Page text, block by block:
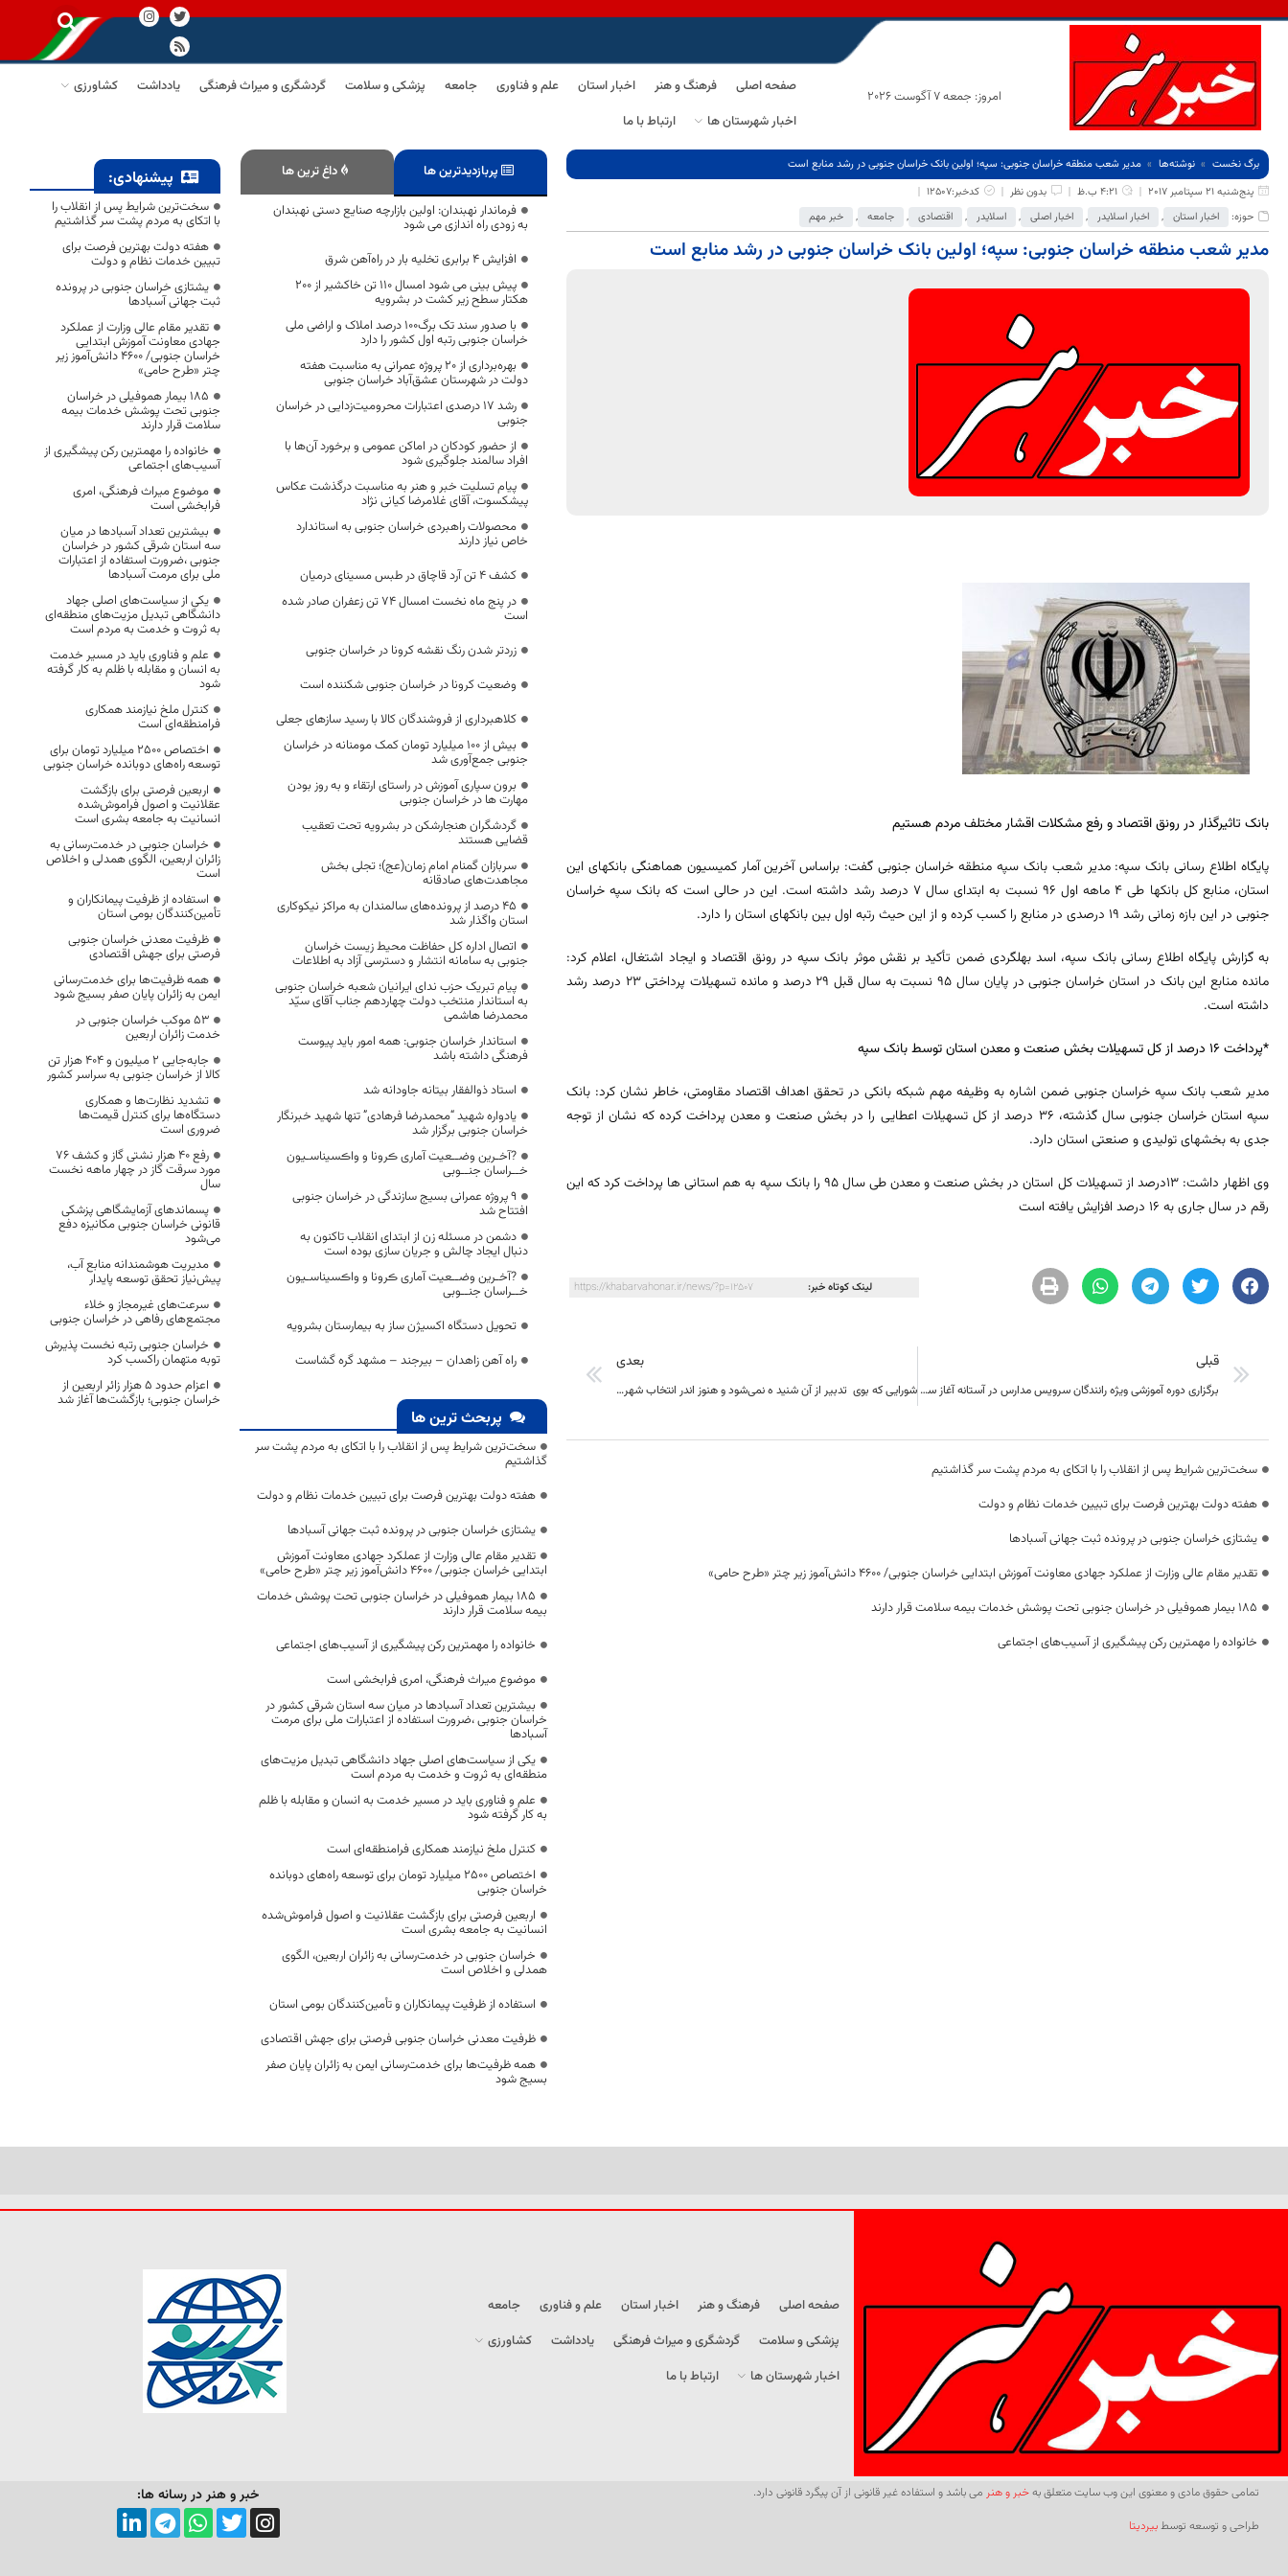
امروز: جمعه 7 آگوست 2026
صفحه اصلی فرهنگ و هنر اخبار استان علم و فناوری جامعه پزشکی و سلامت گردشگری و میراث فرهنگی یادداشت
کشاورزی
اخبار شهرستان ها
ارتباط با ما
برگ نخست نوشته‌ها
مدیر شعب منطقه خراسان جنوبی: سپه؛ اولین بانک خراسان جنوبی در رشد منابع است
پنج‌شنبه 21 سپتامبر 2017
4:21 ب.ظ بدون نظر
کدخبر:12507
حوزه:
اخبار استان , اخبار اسلایدر , اخبار اصلی , اسلایدر , اقتصادی , جامعه , خبر مهم
مدیر شعب منطقه خراسان جنوبی: سپه؛ اولین بانک خراسان جنوبی در رشد منابع است
بانک تاثیرگذار در رونق اقتصاد و رفع مشکلات اقشار مختلف مردم هستیم
پایگاه اطلاع رسانی بانک سپه: مدیر شعب بانک سپه منطقه خراسان جنوبی گفت: براساس آخرین آمار کمیسیون هماهنگی بانکهای این
استان، منابع کل بانکها طی 4 ماهه اول 96 نسبت به ابتدای سال 7 درصد رشد داشته است. این در حالی است که بانک سپه خراسان
جنوبی در این بازه زمانی رشد 19 درصدی در منابع را کسب کرده و از این حیث رتبه اول بین بانکهای استان را دارد.
به گزارش پایگاه اطلاع رسانی بانک سپه، اسد بهلگردی ضمن تأکید بر نقش موثر بانک سپه در رونق اقتصاد و ایجاد اشتغال، اعلام کرد:
مانده منابع این بانک در استان خراسان جنوبی در پایان سال 95 نسبت به سال قبل 29 درصد و مانده تسهیلات پرداختی 23 درصد رشد
داشته است.
*پرداخت 16 درصد از کل تسهیلات بخش صنعت و معدن استان توسط بانک سپه
مدیر شعب بانک سپه خراسان جنوبی ضمن اشاره به وظیفه مهم شبکه بانکی در تحقق اهداف اقتصاد مقاومتی، خاطر نشان کرد: بانک
سپه استان خراسان جنوبی سال گذشته، 36 درصد از کل تسهیلات اعطایی را در بخش صنعت و معدن پرداخت کرده که نشان از توجه
جدی به بخشهای تولیدی و صنعتی استان دارد.
وی اظهار داشت: 13درصد از تسهیلات کل استان در بخش صنعت و معدن طی سال 95 را بانک سپه به هم استانی ها پرداخت کرد که این
رقم در سال جاری به 16 درصد افزایش یافته است
لینک کوتاه خبر: https://khabarvahonar.ir/news/?p=12507
قبلی
برگزاری دوره آموزشی ویژه رانندگان سرویس مدارس در آستانه آغاز سال تحصیلی جدید
بعدی
شورایی که بوی تدبیر از آن شنید ه نمی‌شود و هنوز اندر انتخاب شهردار مانده است.
سخت‌ترین شرایط پس از انقلاب را با اتکای به مردم پشت سر گذاشتیم
هفته دولت بهترین فرصت برای تبیین خدمات نظام و دولت
یشتازی خراسان جنوبی در پرونده ثبت جهانی آسبادها
تقدیر مقام عالی وزارت از عملکرد جهادی معاونت آموزش ابتدایی خراسان جنوبی/ ۴۶۰۰ دانش‌آموز زیر چتر «طرح حامی»
۱۸۵ بیمار هموفیلی در خراسان جنوبی تحت پوشش خدمات بیمه سلامت قرار دارند
خانواده را مهمترین رکن پیشگیری از آسیب‌های اجتماعی
پربازدیدترین ها داغ ترین ها
فرماندار نهبندان: اولین بازارچه صنایع دستی نهبندان
به زودی راه اندازی می شود
افزایش ۴ برابری تخلیه بار در راه‌آهن شرق
پیش بینی می شود امسال 110 تن خاکشیر از 200
هکتار سطح زیر کشت در بشرویه
با صدور سند تک برگ۱۰۰ درصد املاک و اراضی ملی
خراسان جنوبی رتبه اول کشور را دارد
بهره‌برداری از ۲۰ پروژه عمرانی به مناسبت هفته
دولت در شهرستان عشق‌آباد خراسان جنوبی
رشد ۱۷ درصدی اعتبارات محرومیت‌زدایی در خراسان
جنوبی
از حضور کودکان در اماکن عمومی و برخورد آن‌ها با
افراد سالمند جلوگیری شود
پیام تسلیت خبر و هنر به مناسبت درگذشت عکاس
پیشکسوت، آقای غلامرضا کیانی نژاد
محصولات راهبردی خراسان جنوبی به استاندارد
خاص نیاز دارند
کشف 4 تن آرد قاچاق در طبس مسینای درمیان
در پنج ماه نخست امسال ۷۴ تن زعفران صادر شده
است
زردتر شدن رنگ نقشه کرونا در خراسان جنوبی
وضعیت کرونا در خراسان جنوبی شکننده است
کلاهبرداری از فروشندگان کالا با رسید ساز‌های جعلی
بیش از ۱۰۰ میلیارد تومان کمک مومنانه در خراسان
جنوبی جمع‌آوری شد
برون سپاری آموزش در راستای ارتقاء و به روز بودن
مهارت ها در خراسان جنوبی
گردشگران هنجارشکن در بشرویه تحت تعقیب
قضایی هستند
سربازان گمنام امام زمان(عج)؛‌ تجلی بخش
مجاهدت‌های صادقانه
۴۵ درصد از پرونده‌های سالمندان به مراکز نیکوکاری
استان واگذار شد
اتصال اداره کل حفاظت محیط زیست خراسان
جنوبی به سامانه انتشار و دسترسی آزاد به اطلاعات
پیام تبریک حزب ندای ایرانیان شعبه خراسان جنوبی
به استاندار منتخب دولت چهاردهم جناب آقای سیّد
محمدرضا هاشمی
استاندار خراسان جنوبی: همه امور باید پیوست
فرهنگی داشته باشد
استاد ذوالفقار بیتانه جاودانه شد
یادواره شهید “محمدرضا فرهادی” تنها شهید خبرنگار
خراسان جنوبی برگزار شد
?آخـرین وضــعیت آماری ڪرونا و واڪسیناسـیون
خــراسان جنــوبی
۹ پروژه عمرانی بسیج سازندگی در خراسان جنوبی
افتتاح شد
دشمن در مسئله زن از ابتدای انقلاب تاکنون به
دنبال ایجاد چالش و جریان سازی بوده است
?آخـرین وضــعیت آماری ڪرونا و واڪسیناسـیون
خــراسان جنــوبی
تحویل دستگاه اکسیژن ساز به بیمارستان بشرویه
راه آهن زاهدان – بیرجند – مشهد گره گشاست
پربحث ترین ها
سخت‌ترین شرایط پس از انقلاب را با اتکای به مردم پشت سر
گذاشتیم
هفته دولت بهترین فرصت برای تبیین خدمات نظام و دولت
یشتازی خراسان جنوبی در پرونده ثبت جهانی آسبادها
تقدیر مقام عالی وزارت از عملکرد جهادی معاونت آموزش
ابتدایی خراسان جنوبی/ ۴۶۰۰ دانش‌آموز زیر چتر «طرح حامی»
۱۸۵ بیمار هموفیلی در خراسان جنوبی تحت پوشش خدمات
بیمه سلامت قرار دارند
خانواده را مهمترین رکن پیشگیری از آسیب‌های اجتماعی
موضوع میراث فرهنگی، امری فرابخشی است
بیشترین تعداد آسبادها در میان سه استان شرقی کشور در
خراسان جنوبی ،ضرورت استفاده از اعتبارات ملی برای مرمت
آسبادها
یکی از سیاست‌های اصلی جهاد دانشگاهی تبدیل مزیت‌های
منطقه‌ای به ثروت و خدمت به مردم است
علم و فناوری باید در مسیر خدمت به انسان و مقابله با ظلم
به کار گرفته شود
کنترل ملخ نیازمند همکاری فرامنطقه‌ای است
اختصاص 2500 میلیارد تومان برای توسعه راه‌های دوبانده
خراسان جنوبی
اربعین فرصتی برای بازگشت عقلانیت و اصول فراموش‌شده
انسانیت به جامعه بشری است
خراسان جنوبی در خدمت‌رسانی به زائران اربعین، الگوی
همدلی و اخلاص است
استفاده از ظرفیت پیمانکاران و تأمین‌کنندگان بومی استان
ظرفیت معدنی خراسان جنوبی فرصتی برای جهش اقتصادی
همه ظرفیت‌ها برای خدمت‌رسانی ایمن به زائران پایان صفر
بسیج شود
پیشنهادی:
سخت‌ترین شرایط پس از انقلاب را
با اتکای به مردم پشت سر گذاشتیم
هفته دولت بهترین فرصت برای
تبیین خدمات نظام و دولت
یشتازی خراسان جنوبی در پرونده
ثبت جهانی آسبادها
تقدیر مقام عالی وزارت از عملکرد
جهادی معاونت آموزش ابتدایی
خراسان جنوبی/ ۴۶۰۰ دانش‌آموز زیر
چتر «طرح حامی»
۱۸۵ بیمار هموفیلی در خراسان
جنوبی تحت پوشش خدمات بیمه
سلامت قرار دارند
خانواده را مهمترین رکن پیشگیری از
آسیب‌های اجتماعی
موضوع میراث فرهنگی، امری
فرابخشی است
بیشترین تعداد آسبادها در میان
سه استان شرقی کشور در خراسان
جنوبی ،ضرورت استفاده از اعتبارات
ملی برای مرمت آسبادها
یکی از سیاست‌های اصلی جهاد
دانشگاهی تبدیل مزیت‌های منطقه‌ای
به ثروت و خدمت به مردم است
علم و فناوری باید در مسیر خدمت
به انسان و مقابله با ظلم به کار گرفته
شود
کنترل ملخ نیازمند همکاری
فرامنطقه‌ای است
اختصاص 2500 میلیارد تومان برای
توسعه راه‌های دوبانده خراسان جنوبی
اربعین فرصتی برای بازگشت
عقلانیت و اصول فراموش‌شده
انسانیت به جامعه بشری است
خراسان جنوبی در خدمت‌رسانی به
زائران اربعین، الگوی همدلی و اخلاص
است
استفاده از ظرفیت پیمانکاران و
تأمین‌کنندگان بومی استان
ظرفیت معدنی خراسان جنوبی
فرصتی برای جهش اقتصادی
همه ظرفیت‌ها برای خدمت‌رسانی
ایمن به زائران پایان صفر بسیج شود
53 موکب خراسان جنوبی در
خدمت زائران اربعین
جابه‌جایی 2 میلیون و 404 هزار تن
کالا از خراسان جنوبی به سراسر کشور
تشدید نظارت‌ها و همکاری
دستگاه‌ها برای کنترل قیمت‌ها
ضروری است
رفع 40 هزار نشتی گاز و کشف 76
مورد سرقت گاز در چهار ماهه نخست
سال
پسماندهای آزمایشگاهی پزشکی
قانونی خراسان جنوبی مکانیزه دفع
می‌شود
مدیریت هوشمندانه منابع آب،
پیش‌نیاز تحقق توسعه پایدار
سرعت‌های غیرمجاز و خلاء
مجتمع‌های رفاهی در خراسان جنوبی
خراسان جنوبی رتبه نخست پذیرش
توبه متهمان راکسب کرد
اعزام حدود 5 هزار زائر اربعین از
خراسان جنوبی؛ بازگشت‌ها آغاز شد
صفحه اصلی فرهنگ و هنر اخبار استان علم و فناوری
جامعه
پزشکی و سلامت
گردشگری و میراث فرهنگی یادداشت
کشاورزی
اخبار شهرستان ها
ارتباط با ما
تمامی حقوق مادی و معنوی این وب سایت متعلق بهخبر و هنر می باشد و استفاده غیر قانونی از آن پیگرد قانونی دارد.
طراحی و توسعه توسطبیردیتا
خبر و هنر در رسانه ها: